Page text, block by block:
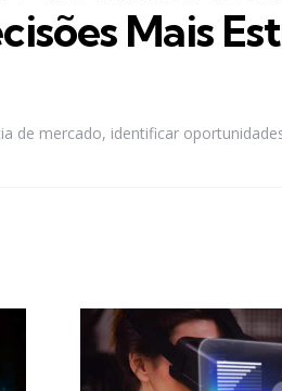
Mais
de mercado, identificar